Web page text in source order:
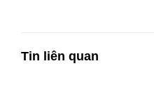
Tin liên quan